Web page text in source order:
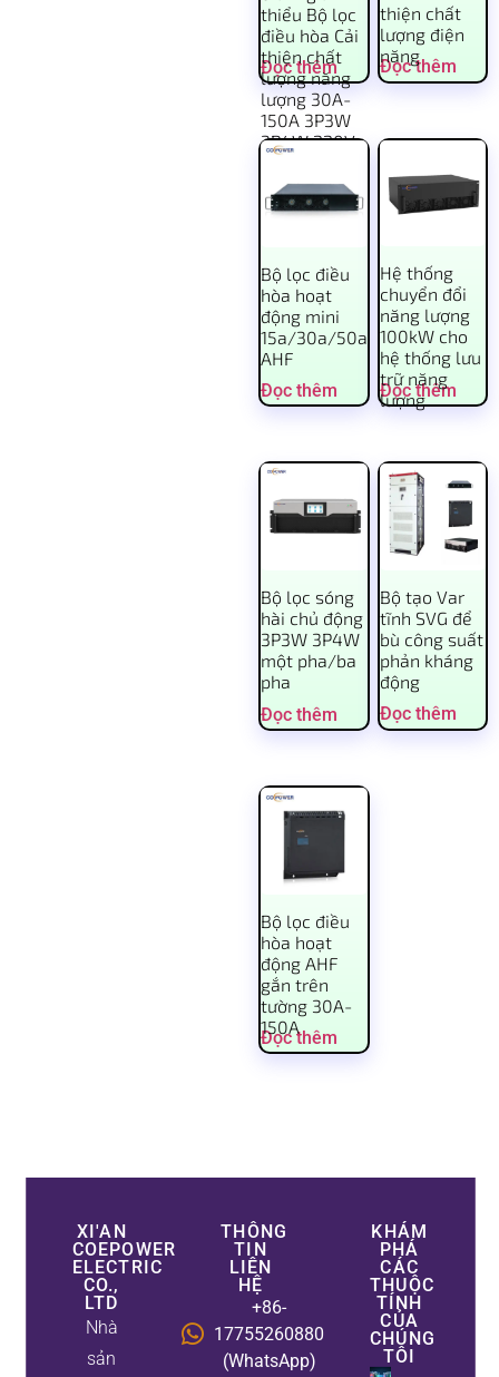
thiểu Bộ lọc
điều hòa Cải
thiện chất
lượng năng
lượng 30A-
150A 3P3W
3P4W 220V-
690V
Đọc thêm
thiện chất
lượng điện
năng
Đọc thêm
Bộ lọc điều
hòa hoạt
động mini
15a/30a/50a
AHF
Đọc thêm
Hệ thống
chuyển đổi
năng lượng
100kW cho
hệ thống lưu
trữ năng
lượng
Đọc thêm
Bộ lọc sóng
hài chủ động
3P3W 3P4W
một pha/ba
pha
Đọc thêm
Bộ tạo Var
tĩnh SVG để
bù công suất
phản kháng
động
Đọc thêm
Bộ lọc điều
hòa hoạt
động AHF
gắn trên
tường 30A-
150A
Đọc thêm
XI'AN
COEPOWER
ELECTRIC
CO.,
LTD
Nhà
sản
THÔNG
TIN
LIÊN
HỆ
+86-
17755260880
(WhatsApp)
KHÁM
PHÁ
CÁC
THUỘC
TÍNH
CỦA
CHÚNG
TÔI